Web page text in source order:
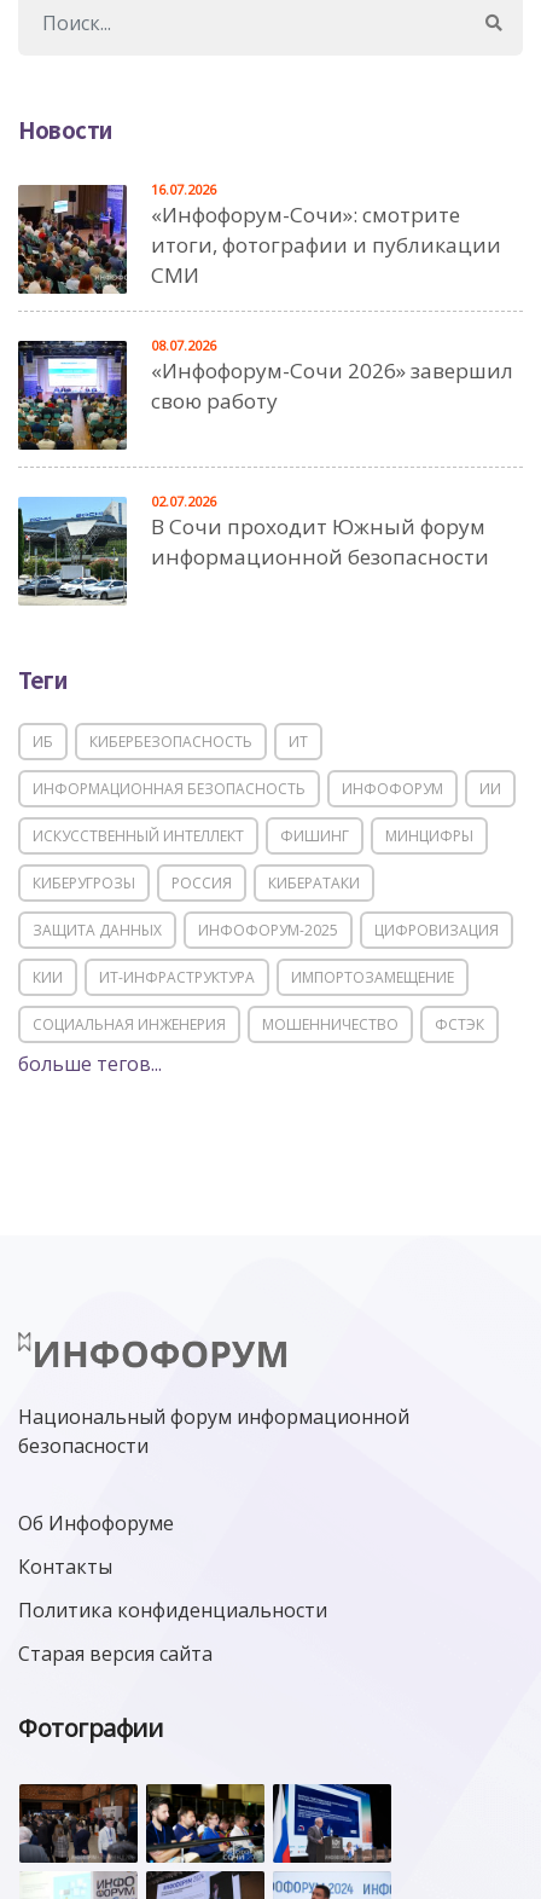
Новости
«Инфофорум-Сочи»: смотрите
итоги, фотографии и публикации
СМИ
16.07.2026
«Инфофорум-Сочи 2026» завершил
свою работу
08.07.2026
В Сочи проходит Южный форум
информационной безопасности
02.07.2026
Теги
ИБ КИБЕРБЕЗОПАСНОСТЬ ИТ
ИНФОРМАЦИОННАЯ БЕЗОПАСНОСТЬ ИНФОФОРУМ ИИ
ИСКУССТВЕННЫЙ ИНТЕЛЛЕКТ ФИШИНГ МИНЦИФРЫ
КИБЕРУГРОЗЫ РОССИЯ КИБЕРАТАКИ
ЗАЩИТА ДАННЫХ ИНФОФОРУМ-2025 ЦИФРОВИЗАЦИЯ
КИИ ИТ-ИНФРАСТРУКТУРА ИМПОРТОЗАМЕЩЕНИЕ
СОЦИАЛЬНАЯ ИНЖЕНЕРИЯ МОШЕННИЧЕСТВО ФСТЭК
POSITIVE TECHNOLOGIES
МИНЦИФРЫ РОССИИ NGFW
больше тегов...
Национальный форум информационной
безопасности
Об Инфофоруме
Контакты
Политика конфиденциальности
Старая версия сайта
Фотографии